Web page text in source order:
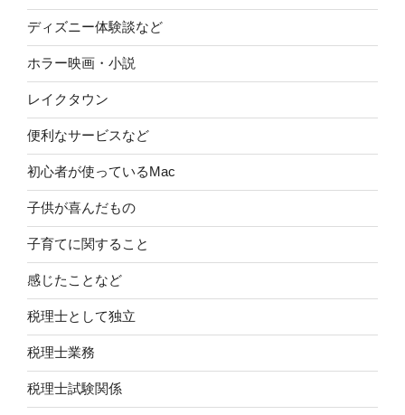
ディズニー体験談など
ホラー映画・小説
レイクタウン
便利なサービスなど
初心者が使っているMac
子供が喜んだもの
子育てに関すること
感じたことなど
税理士として独立
税理士業務
税理士試験関係